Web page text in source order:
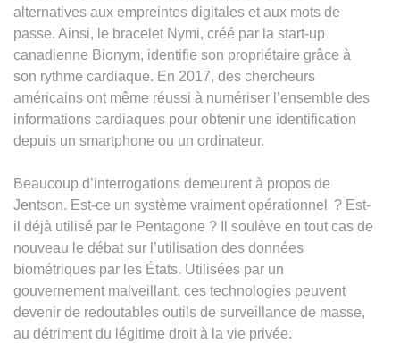
alternatives aux empreintes digitales et aux mots de
passe. Ainsi, le bracelet Nymi, créé par la start-up
canadienne Bionym, identifie son propriétaire grâce à
son rythme cardiaque. En 2017, des chercheurs
américains ont même réussi à numériser l’ensemble des
informations cardiaques pour obtenir une identification
depuis un smartphone ou un ordinateur.
Beaucoup d’interrogations demeurent à propos de
Jentson. Est-ce un système vraiment opérationnel ? Est-
il déjà utilisé par le Pentagone ? Il soulève en tout cas de
nouveau le débat sur l’utilisation des données
biométriques par les États. Utilisées par un
gouvernement malveillant, ces technologies peuvent
devenir de redoutables outils de surveillance de masse,
au détriment du légitime droit à la vie privée.